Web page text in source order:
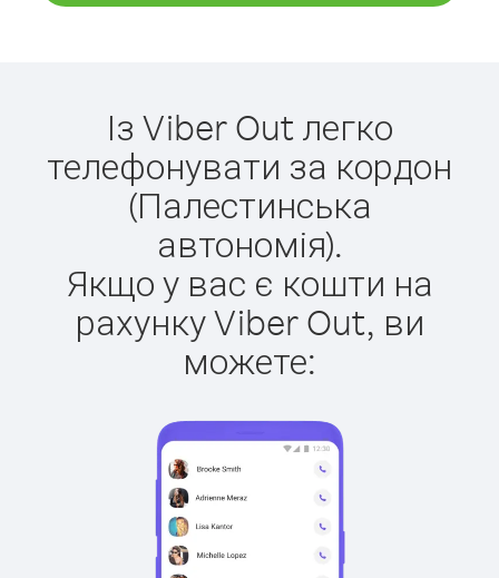
Із Viber Out легко
телефонувати за кордон
(Палестинська
автономія).
Якщо у вас є кошти на
рахунку Viber Out, ви
можете: